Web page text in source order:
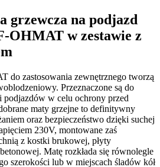
grzewcza na podjazd
OHMAT w zestawie z
do zastosowania zewnętrznego tworzą
Przeznaczone są do
w celu ochrony przed
maty grzejne to definitywny
oraz bezpieczeństwo dzięki suchej
230V, montowane zaś
z kostki brukowej, płyty
Matę rozkłada się równolegle
szerokości lub w miejscach śladów kół